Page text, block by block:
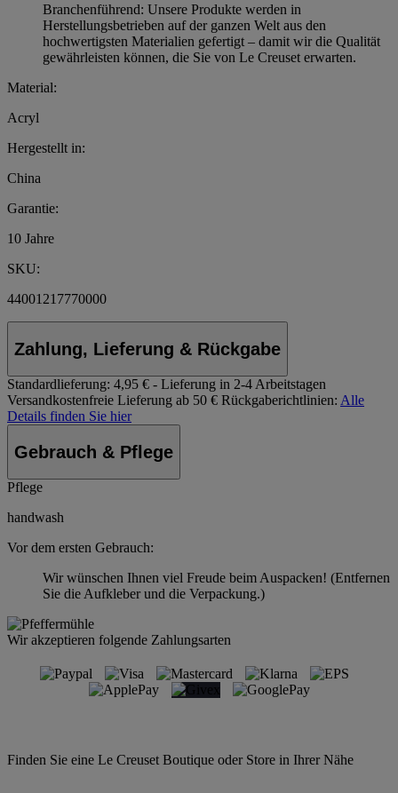
Branchenführend: Unsere Produkte werden in
Herstellungsbetrieben auf der ganzen Welt aus den
hochwertigsten Materialien gefertigt – damit wir die Qualität
gewährleisten können, die Sie von Le Creuset erwarten.
Material:
Acryl
Hergestellt in:
China
Garantie:
10 Jahre
SKU:
44001217770000
Zahlung, Lieferung & Rückgabe
Standardlieferung: 4,95 € - Lieferung in 2-4 Arbeitstagen
Versandkostenfreie Lieferung ab 50 € Rückgaberichtlinien: Alle
Details finden Sie hier
Gebrauch & Pflege
Pflege
handwash
Vor dem ersten Gebrauch:
Wir wünschen Ihnen viel Freude beim Auspacken! (Entfernen
Sie die Aufkleber und die Verpackung.)
Wir akzeptieren folgende Zahlungsarten
Finden Sie eine Le Creuset Boutique oder Store in Ihrer Nähe